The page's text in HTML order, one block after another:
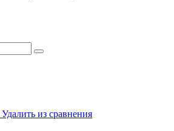
Удалить из сравнения